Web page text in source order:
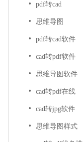
pdf转cad
思维导图
pdf转cad软件
cad转pdf软件
思维导图软件
cad转pdf在线
cad转jpg软件
思维导图样式